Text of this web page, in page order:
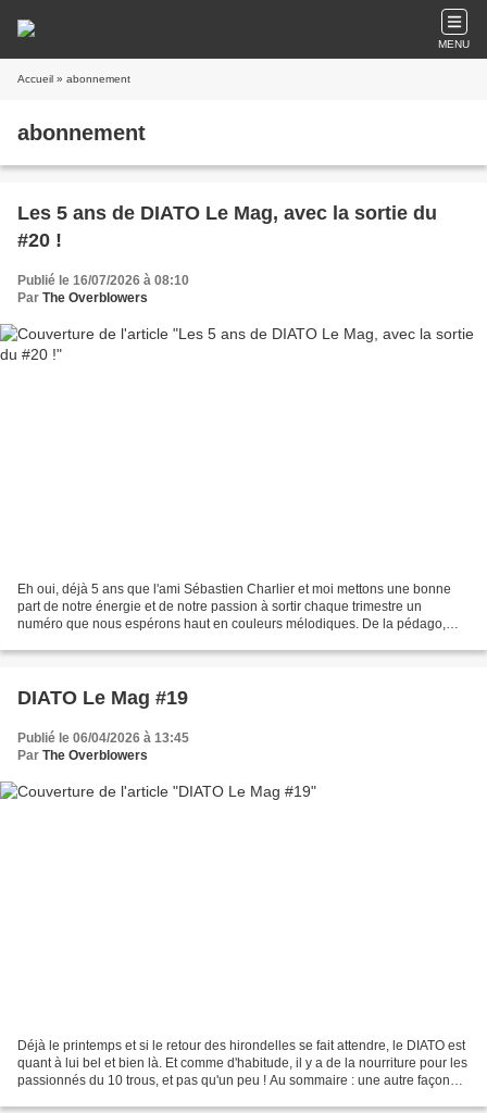
MENU
Accueil » abonnement
abonnement
Les 5 ans de DIATO Le Mag, avec la sortie du
#20 !
Publié le 16/07/2026 à 08:10
Par The Overblowers
Eh oui, déjà 5 ans que l'ami Sébastien Charlier et moi mettons une bonne
part de notre énergie et de notre passion à sortir chaque trimestre un
numéro que nous espérons haut en couleurs mélodiques. De la pédago,
DIATO Le Mag #19
Publié le 06/04/2026 à 13:45
Par The Overblowers
Déjà le printemps et si le retour des hirondelles se fait attendre, le DIATO est
quant à lui bel et bien là. Et comme d'habitude, il y a de la nourriture pour les
passionnés du 10 trous, et pas qu'un peu ! Au sommaire : une autre façon